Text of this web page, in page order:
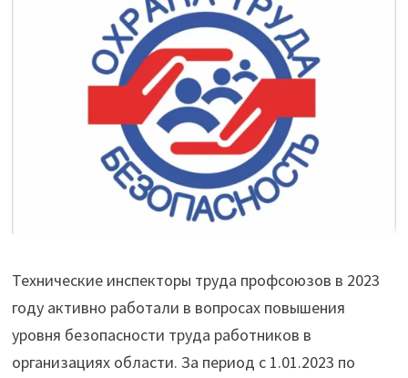
Технические инспекторы труда профсоюзов в 2023
году активно работали в вопросах повышения
уровня безопасности труда работников в
организациях области. За период с 1.01.2023 по